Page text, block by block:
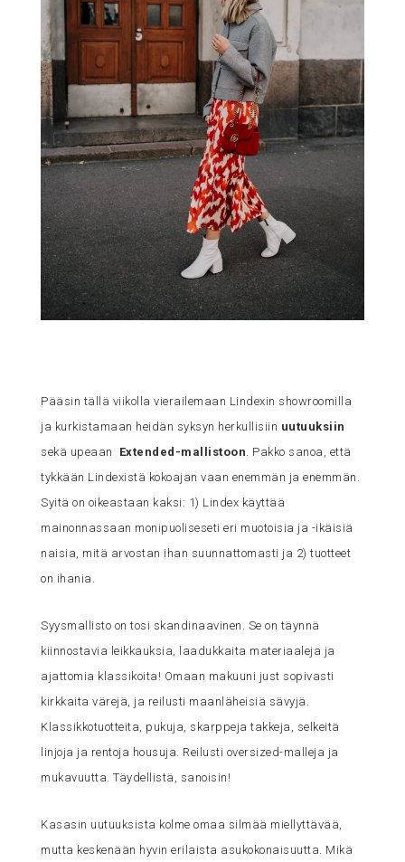
Pääsin tällä viikolla vierailemaan Lindexin showroomilla
ja kurkistamaan heidän syksyn herkullisiin uutuuksiin
sekä upeaan Extended-mallistoon . Pakko sanoa, että
tykkään Lindexistä kokoajan vaan enemmän ja enemmän.
Syitä on oikeastaan kaksi: 1) Lindex käyttää
mainonnassaan monipuoliseseti eri muotoisia ja -ikäisiä
naisia, mitä arvostan ihan suunnattomasti ja 2) tuotteet
on ihania.
Syysmallisto on tosi skandinaavinen. Se on täynnä
kiinnostavia leikkauksia, laadukkaita materiaaleja ja
ajattomia klassikoita! Omaan makuuni just sopivasti
kirkkaita värejä, ja reilusti maanläheisiä sävyjä.
Klassikkotuotteita, pukuja, skarppeja takkeja, selkeitä
linjoja ja rentoja housuja. Reilusti oversized-malleja ja
mukavuutta. Täydellistä, sanoisin!
Kasasin uutuuksista kolme omaa silmää miellyttävää,
mutta keskenään hyvin erilaista asukokonaisuutta. Mikä